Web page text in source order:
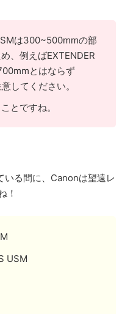
は300~500mmの部
、例えばEXTENDER
とはならず
してください。
とですね。
る間に、Canonは望遠レ
！
USM